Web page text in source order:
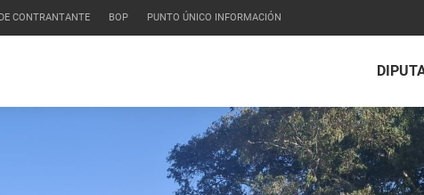
CONTRANTANTE BOP PUNTO ÚNICO INFORMACIÓN